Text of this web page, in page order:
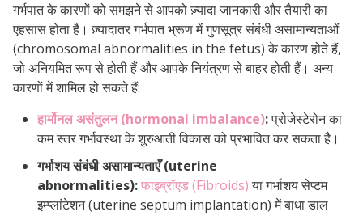
गर्भपात के कारणों को समझने से आपको ज़्यादा जानकारी और तैयारी का
एहसास होता है। ज़्यादातर गर्भपात भ्रूण में गुणसूत्र संबंधी असामान्यताओं
(chromosomal abnormalities in the fetus) के कारण होते हैं,
जो अनियमित रूप से होती हैं और आपके नियंत्रण से बाहर होती हैं। अन्य
कारणों में शामिल हो सकते हैं:
हार्मोनल असंतुलन (hormonal imbalance):प्रोजेस्टेरोन का
कम स्तर गर्भावस्था के शुरुआती विकास को प्रभावित कर सकता है।
गर्भाशय संबंधी असामान्यताएँ (uterine
abnormalities):फाइब्रॉएड (Fibroids)या गर्भाशय सेप्टम
इम्प्लांटेशन (uterine septum implantation) में बाधा डाल